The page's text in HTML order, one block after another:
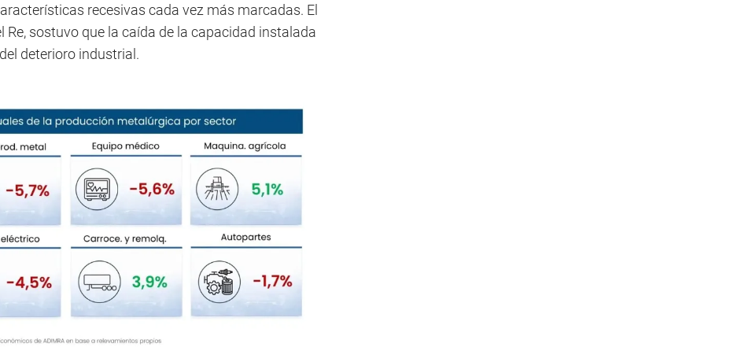
recesivas cada vez más marcadas. El
Re, sostuvo que la caída de la capacidad instalada
deterioro industrial.